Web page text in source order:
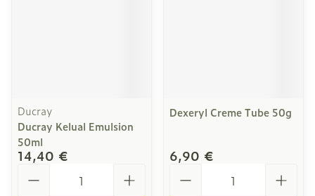
Ducray
Ducray Kelual Emulsion
50ml
14,40 €
Dexeryl Creme Tube 50g
6,90 €